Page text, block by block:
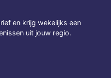
en krijg wekelijks een
uit jouw regio.